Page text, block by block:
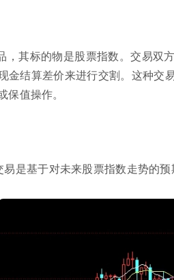
，其标的物是股票指数。交易双
金结算差价来进行交割。这种交
值操作。
是基于对未来股票指数走势的预